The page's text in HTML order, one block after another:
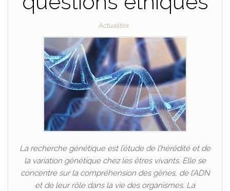
Actualités
La recherche génétique est l’étude de l’hérédité et de
la variation génétique chez les êtres vivants. Elle se
concentre sur la compréhension des gènes, de l’ADN
et de leur rôle dans la vie des organismes. La